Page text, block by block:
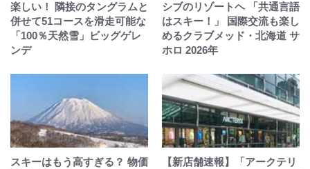
楽しい！ 隣接のタングラムと
併せて51コースを滑走可能な
「100％天然雪」ビッグゲレ
ンデ
シブのリゾートヘ 「共通言語
はスキー！」 国際交流も楽し
めるクラブメッド・北海道 サ
ホロ 2026年
スキーはもう高すぎる？ 物価
【新店舗速報】「アークテリ